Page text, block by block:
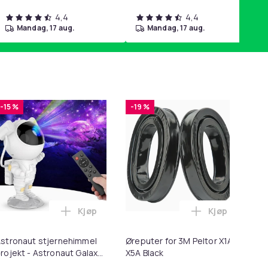
4,4
mandag, 17 aug.
4,4
mandag, 17 aug.
til iPhone/iPad i handlekurven
27,5g - Dark Brown - Mørkebrun i handlekurven
-15 %
stjernehimmel
- Astronaut Galaxy
Legg Astronaut stjernehimmel projekt -
Kjøp
-19 %
Øreputer for 3M Peltor X1A-
X5A Black
Legg
Kjøp